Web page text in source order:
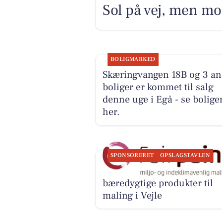
Sol på vej, men
BOLIGMARKED
Skæringvangen 18B og 3
boliger er kommet til salg
denne uge i Egå - se
her.
SPONSORERET OPSLAGSTAVLEN
Fairpaint ApS tilbyder
bæredygtige produkter til
maling i Vejle